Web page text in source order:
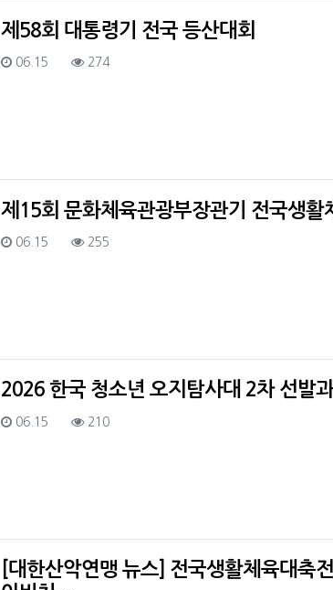
제58회 대통령기 전국 등산대회
등록일
06.15 조회
274
제15회 문화체육관광부장관기 전국생활
등록일
06.15 조회
255
2026 한국 청소년 오지탐사대 2차 선발
등록일
06.15 조회
210
[대한산악연맹 뉴스] 전국생활체육대축